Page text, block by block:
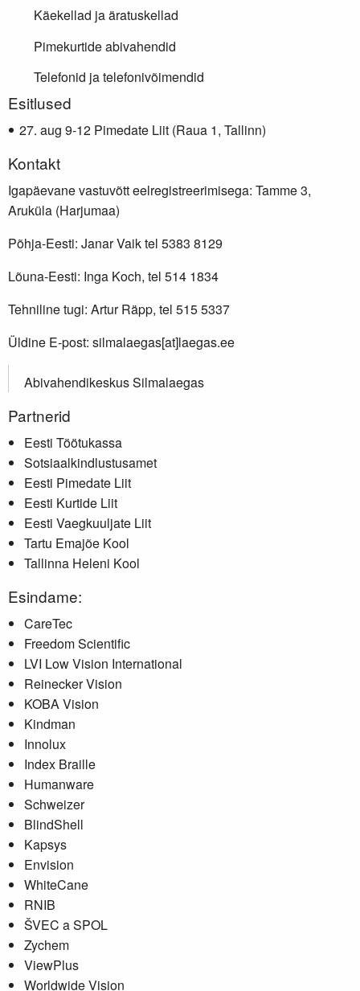
Käekellad ja äratuskellad
Pimekurtide abivahendid
Telefonid ja telefonivõimendid
Lisainfo
Esitlused
aug 9-12 Pimedate Liit (Raua 1, Tallinn)
Kontakt
Igapäevane vastuvõtt eelregistreerimisega: Tamme 3,
Aruküla (Harjumaa)
Põhja-Eesti: Janar Vaik tel 5383 8129
Lõuna-Eesti: Inga Koch, tel 514 1834
Tehniline tugi: Artur Räpp, tel 515 5337
Üldine E-post: silmalaegas[at]laegas.ee
Abivahendikeskus Silmalaegas
Partnerid
Eesti Töötukassa
Sotsiaalkindlustusamet
Eesti Pimedate Liit
Eesti Kurtide Liit
Eesti Vaegkuuljate Liit
Tartu Emajõe Kool
Tallinna Heleni Kool
Esindame:
CareTec
Freedom Scientific
LVI Low Vision International
Reinecker Vision
KOBA Vision
Kindman
Innolux
Index Braille
Humanware
Schweizer
BlindShell
Kapsys
Envision
WhiteCane
RNIB
ŠVEC a SPOL
Zychem
ViewPlus
Worldwide Vision